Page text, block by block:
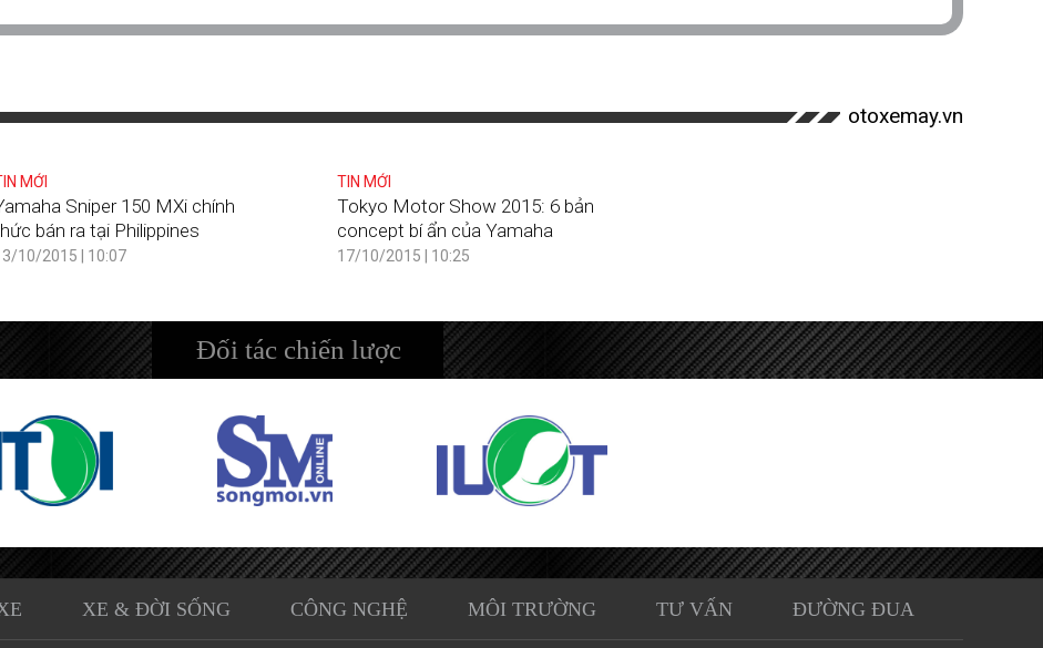
otoxemay.vn
MỚI
Sniper 150 MXi chính
bán ra tại Philippines
10/2015 | 10:07
TIN MỚI
Tokyo Motor Show 2015: 6 bản
concept bí ẩn của Yamaha
17/10/2015 | 10:25
Đối tác chiến lược
XE & ĐỜI SỐNG CÔNG NGHỆ MÔI TRƯỜNG TƯ VẤN ĐƯỜNG ĐUA